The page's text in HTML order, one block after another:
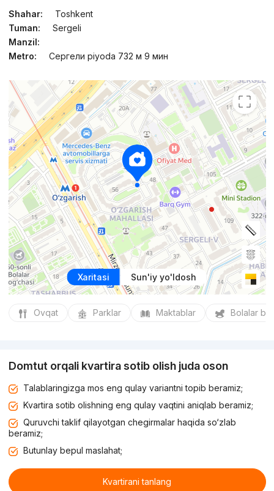
Shahar:
Toshkent
Tuman:
Sergeli
Manzil:
Metro:
Сергели piyoda 732 м 9 мин
Xaritasi Sun'iy yo'ldosh
Ovqat Parklar Maktablar Bolalar
Domtut orqali kvartira sotib olish juda oson
Talablaringizga mos eng qulay variantni topib beramiz;
Kvartira sotib olishning eng qulay vaqtini aniqlab beramiz;
Quruvchi taklif qilayotgan chegirmalar haqida so‘zlab
beramiz;
Butunlay bepul maslahat;
Kvartirani tanlang